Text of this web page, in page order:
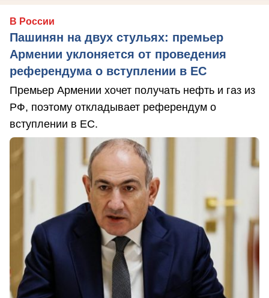
В России
Пашинян на двух стульях: премьер
Армении уклоняется от проведения
референдума о вступлении в ЕС
Премьер Армении хочет получать нефть и газ из
РФ, поэтому откладывает референдум о
вступлении в ЕС.